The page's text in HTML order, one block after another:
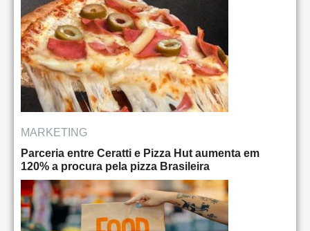
MARKETING
Parceria entre Ceratti e Pizza Hut aumenta em
120% a procura pela pizza Brasileira